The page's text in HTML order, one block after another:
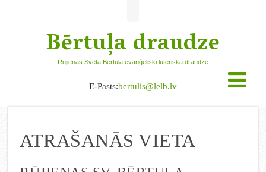
Bērtuļa draudze
Rūjienas Svētā Bērtuļa evaņģēliski luteriskā draudze
E-Pasts:bertulis@lelb.lv
ATRAŠANĀS VIETA